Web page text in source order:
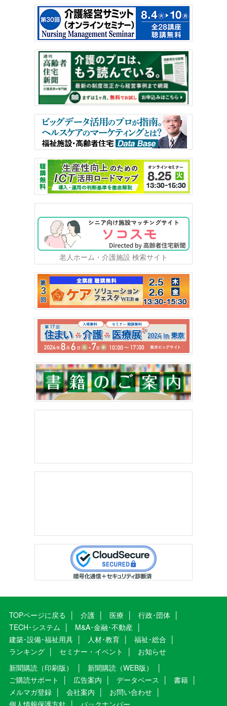
老人ホーム・介護施設 検索サイト
TOPページに戻る 介護 医療
行政･団体
TECH･システム
M&A･金融･不動産
建築･設備･福祉用具
人材･教育
福祉･総合
ランキング
セミナー・イベント
お知らせ
新聞購読（印刷版）
新聞購読（WEB版）
ご購読サポート
広告案内 データベース
書籍
メルマガ登録
会社案内
お問い合わせ
個人情報保護方針
バックナンバー